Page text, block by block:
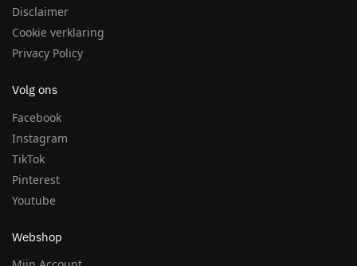
Disclaimer
Cookie verklaring
Privacy Policy
Volg ons
Facebook
Instagram
TikTok
Pinterest
Youtube
Webshop